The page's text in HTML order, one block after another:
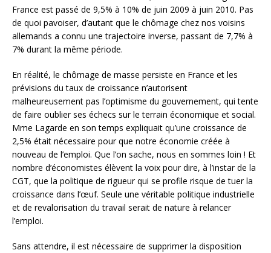
France est passé de 9,5% à 10% de juin 2009 à juin 2010. Pas
de quoi pavoiser, d’autant que le chômage chez nos voisins
allemands a connu une trajectoire inverse, passant de 7,7% à
7% durant la même période.
En réalité, le chômage de masse persiste en France et les
prévisions du taux de croissance n’autorisent
malheureusement pas l’optimisme du gouvernement, qui tente
de faire oublier ses échecs sur le terrain économique et social.
Mme Lagarde en son temps expliquait qu’une croissance de
2,5% était nécessaire pour que notre économie créée à
nouveau de l’emploi. Que l’on sache, nous en sommes loin ! Et
nombre d’économistes élèvent la voix pour dire, à l’instar de la
CGT, que la politique de rigueur qui se profile risque de tuer la
croissance dans l’œuf. Seule une véritable politique industrielle
et de revalorisation du travail serait de nature à relancer
l’emploi.
Sans attendre, il est nécessaire de supprimer la disposition